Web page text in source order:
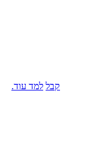
קבל למד עוד.